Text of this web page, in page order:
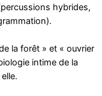
hybrides,
la forêt » et « ouvrier
intime de la